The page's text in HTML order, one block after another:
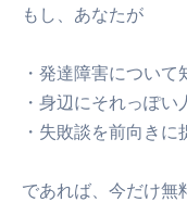
もし、あなたが
・発達障害について
・身辺にそれっぽ
・失敗談を前向きに
であれば、今だけ無